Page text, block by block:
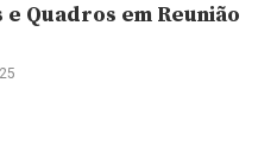
e Quadros em Reunião